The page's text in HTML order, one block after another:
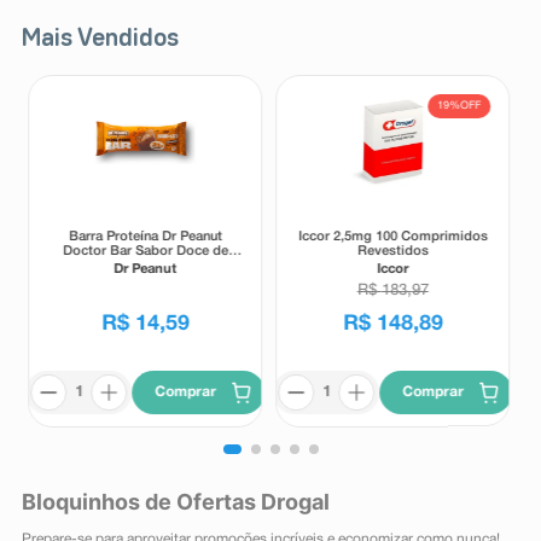
Mais Vendidos
Barra Proteína Dr Peanut
Doctor Bar Sabor Doce de
Leite 62g
Dr Peanut
R$ 14,59
Comprar
19%OFF
Iccor 2,5mg 100 Comprimidos
Revestidos
Iccor
R$ 183,97
R$ 148,89
Comprar
Bloquinhos de Ofertas Drogal